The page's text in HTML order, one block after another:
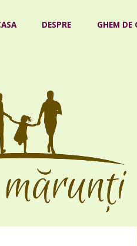
DESPRE GHEM DE